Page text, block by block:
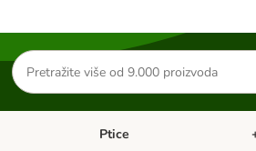
Traži
proizvode
Pregled kategorija: Male
Ptice